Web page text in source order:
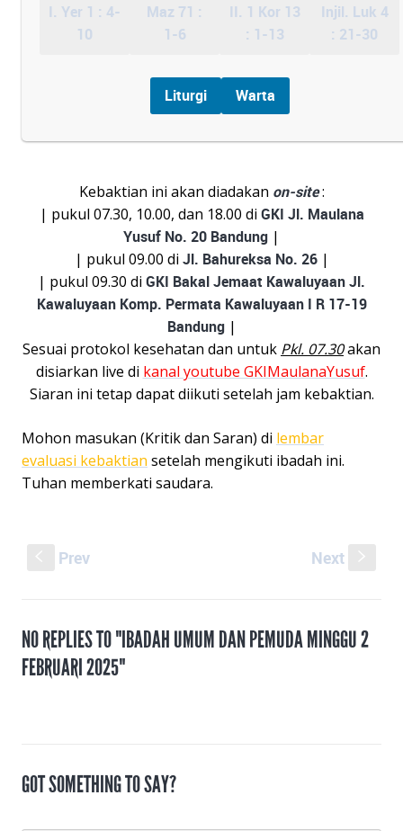
I. Yer 1 : 4-
10
Maz 71 :
1-6
II. 1 Kor 13
: 1-13
Injil. Luk 4
: 21-30
Liturgi Warta
Kebaktian ini akan diadakan on-site:
| pukul 07.30, 10.00, dan 18.00 di GKI Jl. Maulana
Yusuf No. 20 Bandung |
| pukul 09.00 di Jl. Bahureksa No. 26|
| pukul 09.30 di GKI Bakal Jemaat Kawaluyaan Jl.
Kawaluyaan Komp. Permata Kawaluyaan I R 17-19
Bandung|
Sesuai protokol kesehatan dan untuk Pkl. 07.30akan
disiarkan live di kanal youtube GKIMaulanaYusuf.
Siaran ini tetap dapat diikuti setelah jam kebaktian.
Mohon masukan (Kritik dan Saran) di lembar
evaluasi kebaktian setelah mengikuti ibadah ini.
Tuhan memberkati saudara.
Prev Next
NO REPLIES TO "IBADAH UMUM DAN PEMUDA MINGGU 2
FEBRUARI 2025"
GOT SOMETHING TO SAY?